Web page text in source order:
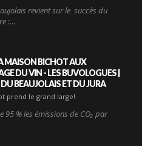
revient sur le succès du
:…
MAISON BICHOT AUX
DU VIN - LES BUVOLOGUES |
BEAUJOLAIS ET DU JURA
prend le grand large!
% les émissions de CO₂ par